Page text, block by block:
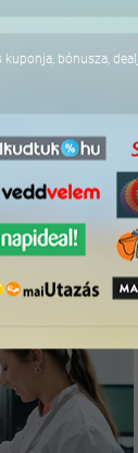
bónusza,